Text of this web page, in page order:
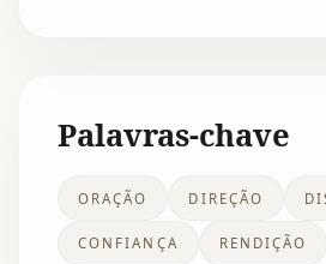
Palavras-chave
ORAÇÃO DIREÇÃO
CONFIANÇA RENDIÇÃO